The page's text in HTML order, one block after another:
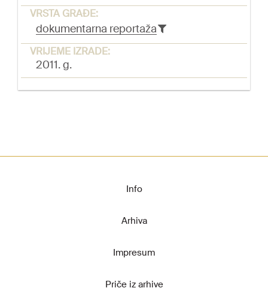
VRSTA GRAĐE:
dokumentarna reportaža
VRIJEME IZRADE:
2011. g.
Info
Arhiva
Impresum
Priče iz arhive